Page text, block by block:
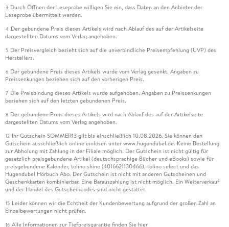
3 Durch Öffnen der Leseprobe willigen Sie ein, dass Daten an den Anbieter der
Leseprobe übermittelt werden.
4 Der gebundene Preis dieses Artikels wird nach Ablauf des auf der Artikelseite
dargestellten Datums vom Verlag angehoben.
5 Der Preisvergleich bezieht sich auf die unverbindliche Preisempfehlung (UVP) des
Herstellers.
6 Der gebundene Preis dieses Artikels wurde vom Verlag gesenkt. Angaben zu
Preissenkungen beziehen sich auf den vorherigen Preis.
7 Die Preisbindung dieses Artikels wurde aufgehoben. Angaben zu Preissenkungen
beziehen sich auf den letzten gebundenen Preis.
8 Der gebundene Preis dieses Artikels wird nach Ablauf des auf der Artikelseite
dargestellten Datums vom Verlag angehoben.
12 Ihr Gutschein SOMMER13 gilt bis einschließlich 10.08.2026. Sie können den
Gutschein ausschließlich online einlösen unter www.hugendubel.de. Keine Bestellung
zur Abholung mit Zahlung in der Filiale möglich. Der Gutschein ist nicht gültig für
gesetzlich preisgebundene Artikel (deutschsprachige Bücher und eBooks) sowie für
preisgebundene Kalender, tolino shine (4016621130466), tolino select und das
Hugendubel Hörbuch Abo. Der Gutschein ist nicht mit anderen Gutscheinen und
Geschenkkarten kombinierbar. Eine Barauszahlung ist nicht möglich. Ein Weiterverkauf
und der Handel des Gutscheincodes sind nicht gestattet.
15 Leider können wir die Echtheit der Kundenbewertung aufgrund der großen Zahl an
Einzelbewertungen nicht prüfen.
16 Alle Informationen zur Tiefpreisgarantie finden Sie hier